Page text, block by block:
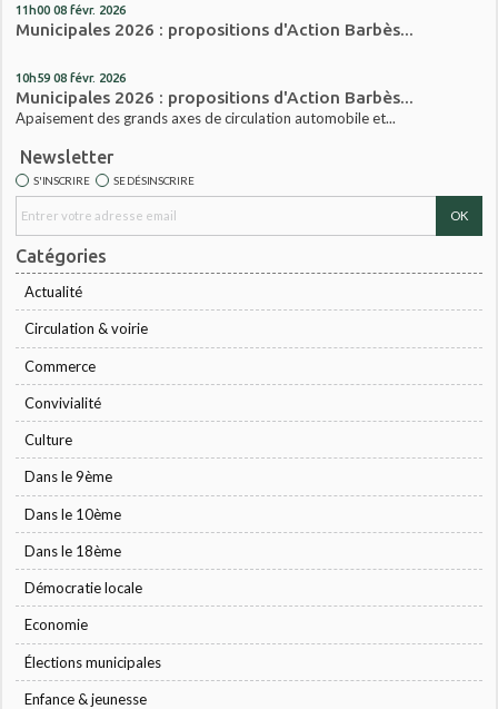
11h00 08 févr. 2026
Municipales 2026 : propositions d'Action Barbès...
10h59 08 févr. 2026
Municipales 2026 : propositions d'Action Barbès...
Apaisement des grands axes de circulation automobile et...
Newsletter
S'INSCRIRE SE DÉSINSCRIRE
Catégories
Actualité
Circulation & voirie
Commerce
Convivialité
Culture
Dans le 9ème
Dans le 10ème
Dans le 18ème
Démocratie locale
Economie
Élections municipales
Enfance & jeunesse